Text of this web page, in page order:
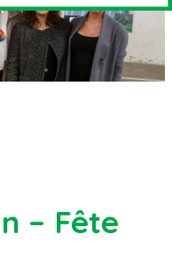
– Fête